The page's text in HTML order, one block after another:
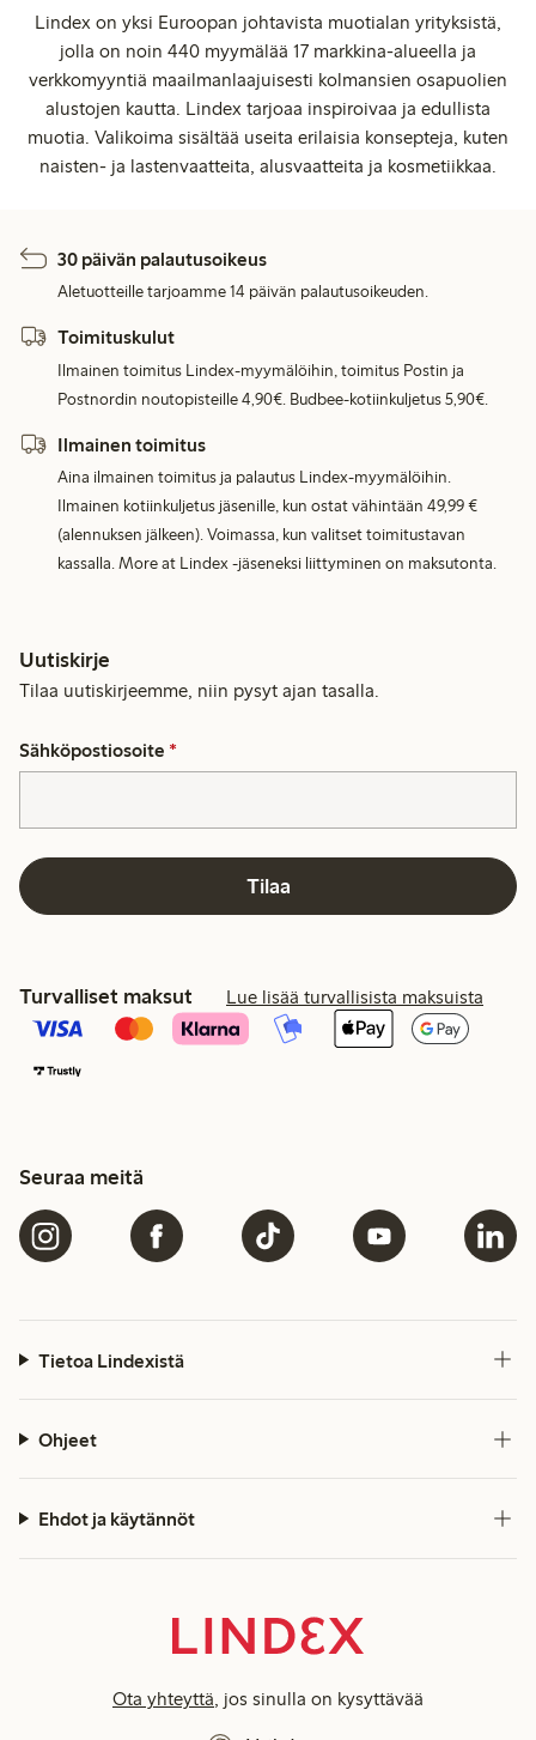
Lindex on yksi Euroopan johtavista muotialan yrityksistä,
jolla on noin 440 myymälää 17 markkina-alueella ja
verkkomyyntiä maailmanlaajuisesti kolmansien osapuolien
alustojen kautta. Lindex tarjoaa inspiroivaa ja edullista
muotia. Valikoima sisältää useita erilaisia konsepteja, kuten
naisten- ja lastenvaatteita, alusvaatteita ja kosmetiikkaa.
30 päivän palautusoikeus
Aletuotteille tarjoamme 14 päivän palautusoikeuden.
Toimituskulut
Ilmainen toimitus Lindex-myymälöihin, toimitus Postin ja
Postnordin noutopisteille 4,90€. Budbee-kotiinkuljetus 5,90€.
Ilmainen toimitus
Aina ilmainen toimitus ja palautus Lindex-myymälöihin.
Ilmainen kotiinkuljetus jäsenille, kun ostat vähintään 49,99 €
(alennuksen jälkeen). Voimassa, kun valitset toimitustavan
kassalla. More at Lindex -jäseneksi liittyminen on maksutonta.
Uutiskirje
Tilaa uutiskirjeemme, niin pysyt ajan tasalla.
Sähköpostiosoite *
Tilaa
Turvalliset maksut Lue lisää turvallisista maksuista
Seuraa meitä
Tietoa Lindexistä
Ohjeet
Ehdot ja käytännöt
Ota yhteyttä , jos sinulla on kysyttävää